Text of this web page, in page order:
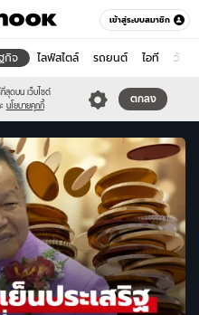
เข้าสู่ระบบสมาชิก
กิจ ไลฟ์สไตล์ รถยนต์ ไอที วัยรุ่น
หมวดอื่นๆ
ที่สุดบน เว็บไซต์
นโยบายคุกกี้
ตกลง